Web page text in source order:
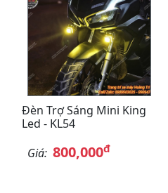
Đèn Trợ Sáng Mini King
Led - KL54
Giá: 800,000đ